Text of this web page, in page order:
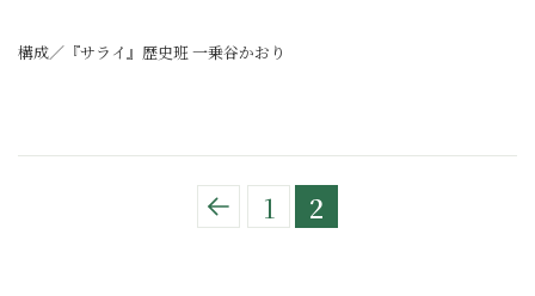
構成／『サライ』歴史班 一乗谷かおり
1 2